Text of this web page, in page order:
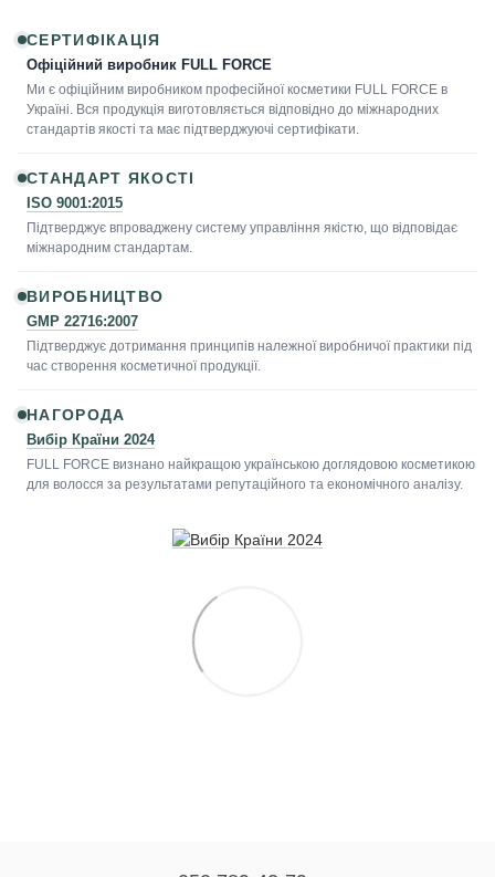
СЕРТИФІКАЦІЯ
Офіційний виробник FULL FORCE
Ми є офіційним виробником професійної косметики FULL FORCE в
Україні. Вся продукція виготовляється відповідно до міжнародних
стандартів якості та має підтверджуючі сертифікати.
СТАНДАРТ ЯКОСТІ
ISO 9001:2015
Підтверджує впроваджену систему управління якістю, що відповідає
міжнародним стандартам.
ВИРОБНИЦТВО
GMP 22716:2007
Підтверджує дотримання принципів належної виробничої практики під
час створення косметичної продукції.
НАГОРОДА
Вибір Країни 2024
FULL FORCE визнано найкращою українською доглядовою косметикою
для волосся за результатами репутаційного та економічного аналізу.